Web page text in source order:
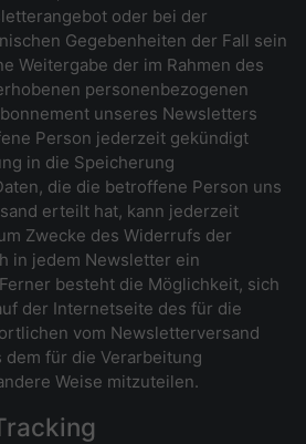
oder bei der
Gegebenheiten der Fall sein
Weitergabe der im Rahmen des
personenbezogenen
unseres Newsletters
Person jederzeit gekündigt
in die Speicherung
die die betroffene Person uns
erteilt hat, kann jederzeit
Zwecke des Widerrufs der
in jedem Newsletter ein
besteht die Möglichkeit, sich
der Internetseite des für die
vom Newsletterversand
für die Verarbeitung
Weise mitzuteilen.